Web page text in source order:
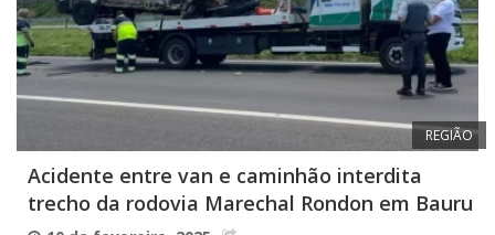
REGIÃO
Acidente entre van e caminhão interdita
trecho da rodovia Marechal Rondon em Bauru